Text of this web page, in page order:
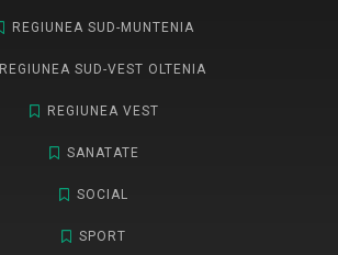
REGIUNEA SUD-MUNTENIA
REGIUNEA SUD-VEST OLTENIA
REGIUNEA VEST
SANATATE
SOCIAL
SPORT